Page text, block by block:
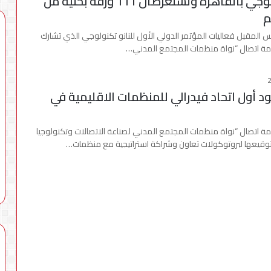
المقبل فعاليات المؤتمر الدولي الأول للنانو تكنولوجي الذي تشارك
اتصال “نواة منظمات المجتمع المدني…
أول اتحاد فيدرالي للمنظمات الاقليمية في
اتصال “نواة منظمات المجتمع المدني لصناعة الاتصالات وتكنولوجيا
لبروتوكولات تعاون وشراكة استراتيجية مع منظمات…
محطات شحن بقدرة 180 كيلوواط: راية
للمباني الذكية وSungrow تعززان
لأول
فنية
راديو»
و«ذا
6 أغسطس، 2026
لأول مرة معارض فنية في «سينما